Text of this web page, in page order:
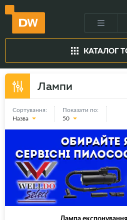
КАТАЛОГ
Лампи
Сортування:
Назва
Показати по:
50